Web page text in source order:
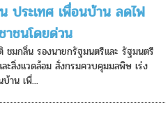
ประเทศ เพื่อนบ้าน ลดไฟ
ชนโดยด่วน
ชมกลิ่น รองนายกรัฐมนตรีและ รัฐมนตรี
ะสิ่งแวดล้อม สั่งกรมควบคุมมลพิษ เร่ง
าน เพื่...